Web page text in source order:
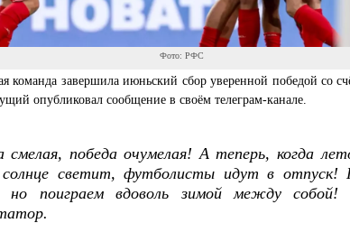
Фото: РФС
команда завершила июньский сбор уверенной победой со
опубликовал сообщение в своём телеграм-канале.
победа очумелая! А теперь, когда
солнце светит, футболисты идут в
но поиграем вдоволь зимой между собой!